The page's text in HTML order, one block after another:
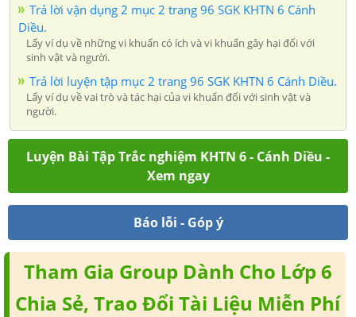
Trả lời vận dụng 2 mục 2 trang 96 SGK KHTN 6 Cánh
Diều.
Lấy ví dụ về những vi khuẩn có ích và vi khuẩn gây hại đối với
sinh vật và người.
Trả lời luyện tập mục 2 trang 96 SGK KHTN 6 Cánh Diều.
Lấy ví dụ về vai trò và tác hại của vi khuẩn đối với sinh vật và
người.
Luyện Bài Tập Trắc nghiệm KHTN 6 - Cánh Diều -
Xem ngay
Báo lỗi - Góp ý
Tham Gia Group Dành Cho Lớp 6
Chia Sẻ, Trao Đổi Tài Liệu Miễn Phí